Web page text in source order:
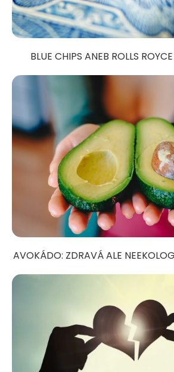
BLUE CHIPS ANEB ROLLS
AVOKÁDO: ZDRAVÁ ALE